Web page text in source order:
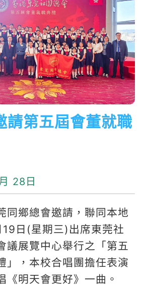
請第五屆會董就職
28日
同鄉總會邀請，聯同本地
日(星期三)出席東莞社
議展覽中心舉行之「第五
」，本校合唱團擔任表演
《明天會更好》一曲。